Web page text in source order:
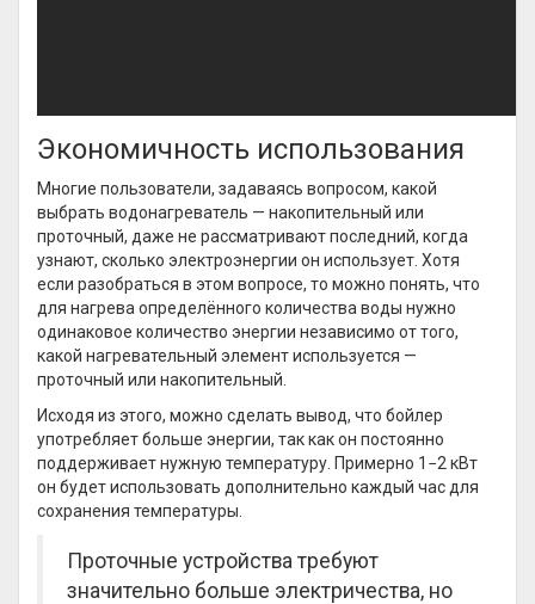
Экономичность использования
Многие пользователи, задаваясь вопросом, какой
выбрать водонагреватель — накопительный или
проточный, даже не рассматривают последний, когда
узнают, сколько электроэнергии он использует. Хотя
если разобраться в этом вопросе, то можно понять, что
для нагрева определённого количества воды нужно
одинаковое количество энергии независимо от того,
какой нагревательный элемент используется —
проточный или накопительный.
Исходя из этого, можно сделать вывод, что бойлер
употребляет больше энергии, так как он постоянно
поддерживает нужную температуру. Примерно 1−2 кВт
он будет использовать дополнительно каждый час для
сохранения температуры.
Проточные устройства требуют
значительно больше электричества, но